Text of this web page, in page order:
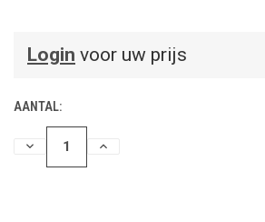
Login voor uw prijs
AANTAL:
HOEVEELHEIDHOEVEELHEID